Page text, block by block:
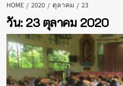
HOME 2020 ตุลาคม 23
วัน: 23 ตุลาคม 2020